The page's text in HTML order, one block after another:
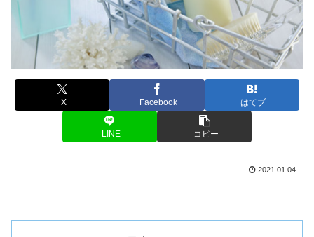
X Facebook はてブ
LINE コピー
2021.01.04